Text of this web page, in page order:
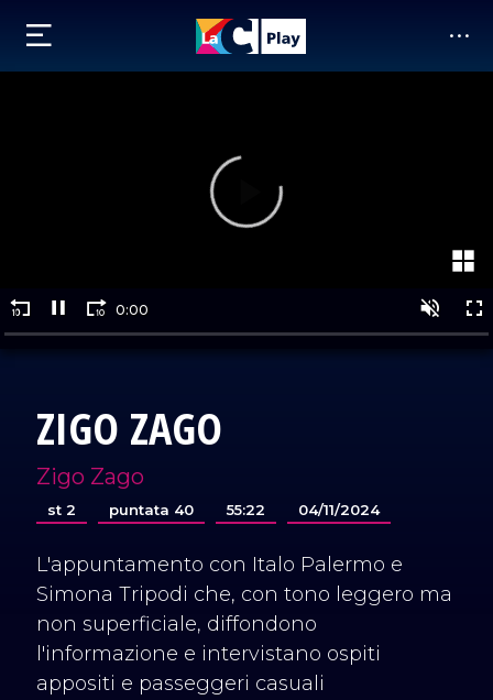
ZIGO ZAGO
Zigo Zago
st 2 puntata 40 55:22 04/11/2024
L'appuntamento con Italo Palermo e
Simona Tripodi che, con tono leggero ma
non superficiale, diffondono
l'informazione e intervistano ospiti
appositi e passeggeri casuali